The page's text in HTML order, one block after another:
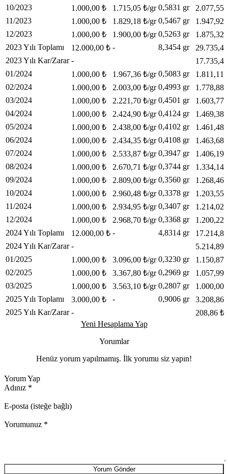
10/2023
1.000,00 ₺ 1.715,05 ₺/gr 0,5831 gr
2.077,55
11/2023
1.000,00 ₺ 1.829,18 ₺/gr 0,5467 gr
1.947,92
12/2023
1.000,00 ₺ 1.900,00 ₺/gr 0,5263 gr
1.875,32
2023 Yılı Toplamı
12.000,00 ₺ - 8,3454 gr
2023 Yılı Kar/Zarar -
01/2024
1.000,00 ₺ 1.967,36 ₺/gr 0,5083 gr
1.811,11
02/2024
1.000,00 ₺ 2.003,00 ₺/gr 0,4993 gr
1.778,88
03/2024
1.000,00 ₺ 2.221,70 ₺/gr 0,4501 gr
1.603,77
04/2024
1.000,00 ₺ 2.424,90 ₺/gr 0,4124 gr
1.469,38
05/2024
1.000,00 ₺ 2.438,00 ₺/gr 0,4102 gr
1.461,48
06/2024
1.000,00 ₺ 2.434,35 ₺/gr 0,4108 gr
1.463,68
07/2024
1.000,00 ₺ 2.533,87 ₺/gr 0,3947 gr
1.406,19
08/2024
1.000,00 ₺ 2.670,71 ₺/gr 0,3744 gr
1.334,14
09/2024
1.000,00 ₺ 2.809,00 ₺/gr 0,3560 gr
1.268,46
10/2024
1.000,00 ₺ 2.960,48 ₺/gr 0,3378 gr
1.203,55
11/2024
1.000,00 ₺ 2.934,95 ₺/gr 0,3407 gr
1.214,02
12/2024
1.000,00 ₺ 2.968,70 ₺/gr 0,3368 gr
1.200,22
2024 Yılı Toplamı
12.000,00 ₺ - 4,8314 gr
2024 Yılı Kar/Zarar -
5.214,89
01/2025
1.000,00 ₺ 3.096,00 ₺/gr 0,3230 gr
1.150,87
02/2025
1.000,00 ₺ 3.367,80 ₺/gr 0,2969 gr
1.057,99
03/2025
1.000,00 ₺ 3.563,10 ₺/gr 0,2807 gr
1.000,00
2025 Yılı Toplamı
3.000,00 ₺ - 0,9006 gr
3.208,86
2025 Yılı Kar/Zarar -
208,86 ₺
Yeni Hesaplama Yap
Yorumlar
Henüz yorum yapılmamış. İlk yorumu siz yapın!
Yorum Yap
Adınız *
E-posta (isteğe bağlı)
Yorumunuz *
Yorum Gönder